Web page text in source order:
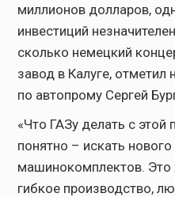
миллионов долларов,
инвестиций
сколько немецкий
завод в Калуге, отметил
по автопрому Сергей
«Что ГАЗу делать с
понятно – искать
машинокомплектов.
гибкое производство,